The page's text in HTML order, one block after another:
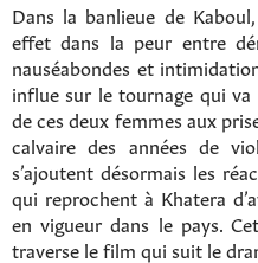
Dans la banlieue de
effet dans la peur entre
nauséabondes et
influe sur le tournage qui
de ces deux femmes aux
calvaire des années de
s’ajoutent désormais les
qui reprochent à Khatera
en vigueur dans le pays.
traverse le film qui suit le